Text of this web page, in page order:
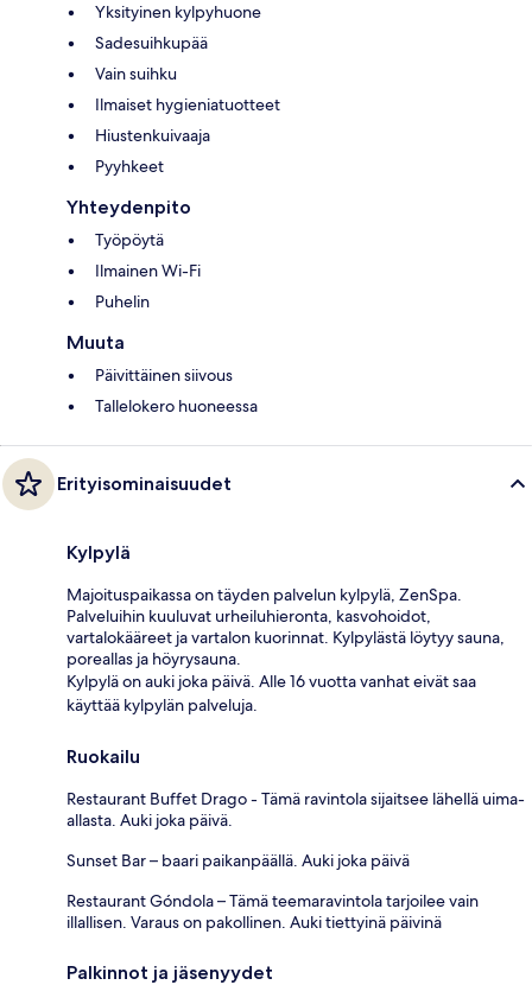
Yksityinen kylpyhuone
Sadesuihkupää
Vain suihku
Ilmaiset hygieniatuotteet
Hiustenkuivaaja
Pyyhkeet
Yhteydenpito
Työpöytä
Ilmainen Wi-Fi
Puhelin
Muuta
Päivittäinen siivous
Tallelokero huoneessa
Erityisominaisuudet
Kylpylä
Majoituspaikassa on täyden palvelun kylpylä, ZenSpa.
Palveluihin kuuluvat urheiluhieronta, kasvohoidot,
vartalokääreet ja vartalon kuorinnat. Kylpylästä löytyy sauna,
poreallas ja höyrysauna.
Kylpylä on auki joka päivä. Alle 16 vuotta vanhat eivät saa
käyttää kylpylän palveluja.
Ruokailu
Restaurant Buffet Drago - Tämä ravintola sijaitsee lähellä uima-
allasta. Auki joka päivä.
Sunset Bar – baari paikanpäällä. Auki joka päivä
Restaurant Góndola – Tämä teemaravintola tarjoilee vain
illallisen. Varaus on pakollinen. Auki tiettyinä päivinä
Palkinnot ja jäsenyydet